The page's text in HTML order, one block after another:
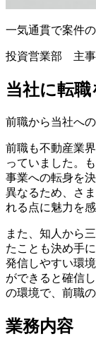
一気通貫で案件
投資営業部 主事
当社に転
前職から当社へ
前職も不動産業
っていました。
事業への転身を
異なるため、さ
れる点に魅力を感
また、知人から
たことも決め手
発信しやすい環
ができると確信
の環境で、前職
業務内容